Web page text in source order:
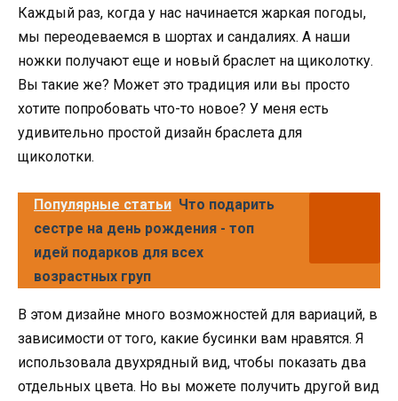
Каждый раз, когда у нас начинается жаркая погоды,
мы переодеваемся в шортах и сандалиях. А наши
ножки получают еще и новый браслет на щиколотку.
Вы такие же? Может это традиция или вы просто
хотите попробовать что-то новое? У меня есть
удивительно простой дизайн браслета для
щиколотки.
Популярные статьи Что подарить
сестре на день рождения - топ
идей подарков для всех
возрастных груп
В этом дизайне много возможностей для вариаций, в
зависимости от того, какие бусинки вам нравятся. Я
использовала двухрядный вид, чтобы показать два
отдельных цвета. Но вы можете получить другой вид